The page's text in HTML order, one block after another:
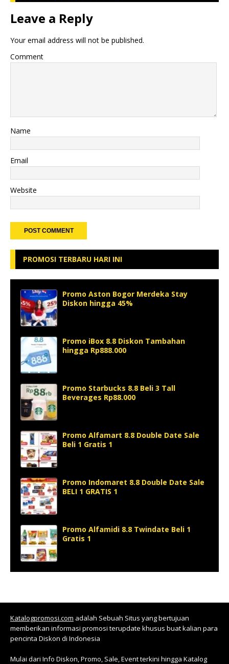
Leave a Reply
Your email address will not be published.
Comment
Name
Email
Website
PROMOSI TERBARU HARI INI
Promo Aston Bogor Merdeka Stay
Diskon hingga 45%
Promo iBox 8.8 Diskon Tambahan
hingga Rp888.000
Promo Starbucks 8.8 Beli 3 Tall
Beverages Rp88.000
Promo Alfamart 8.8 Double Date Sale
Beli 1 Gratis 1
Promo Indomaret 8.8 Double Date Sale
BELI 1 GRATIS 1
Promo Alfamidi 8.8 Twindate Beli 1
Gratis 1
Katalogpromosi.com adalah Sebuah Situs yang bertujuan
memberikan informasi promosi terupdate khusus buat kalian para
pencinta Diskon di Indonesia
Mulai dari Info Diskon, Promo, Sale, Event terkini hingga Katalog